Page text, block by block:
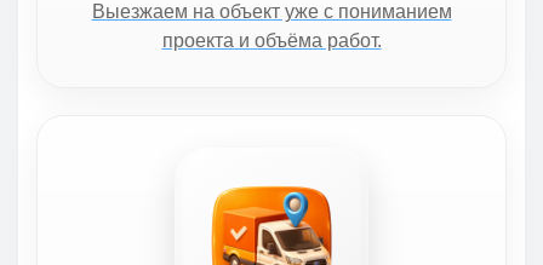
Выезжаем на объект уже с пониманием
проекта и объёма работ.